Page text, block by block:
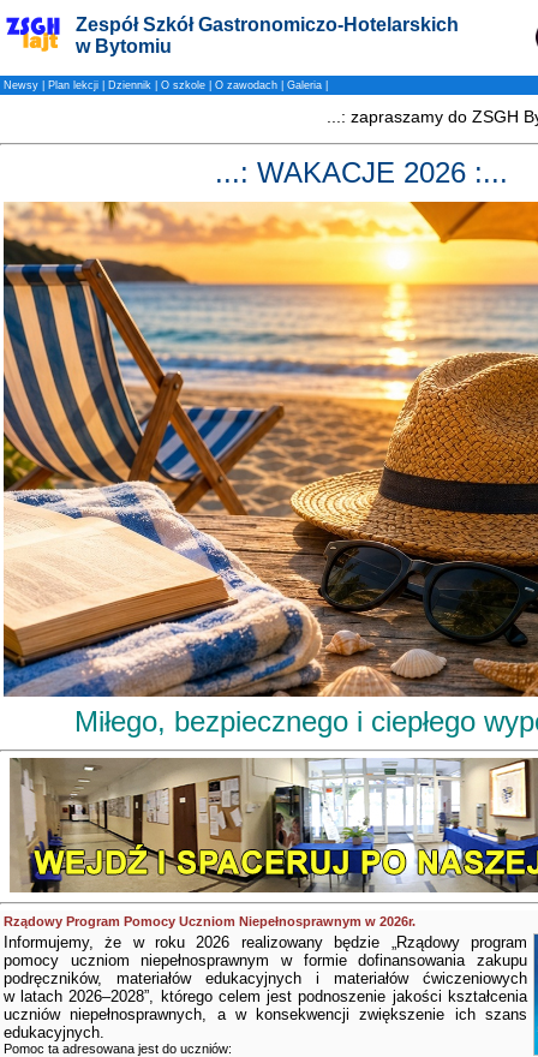
Zespół Szkół Gastronomiczo-Hotelarskich
w Bytomiu
Newsy Plan lekcji Dziennik O szkole O zawodach Galeria
...: WAKACJE 2026 :...
Miłego, bezpiecznego i ciepłego
Rządowy Program Pomocy Uczniom Niepełnosprawnym w 2026r.
Informujemy, że w roku 2026 realizowany będzie „Rządowy program
pomocy uczniom niepełnosprawnym w formie dofinansowania zakupu
podręczników, materiałów edukacyjnych i materiałów ćwiczeniowych
w latach 2026–2028”, którego celem jest podnoszenie jakości kształcenia
uczniów niepełnosprawnych, a w konsekwencji zwiększenie ich szans
edukacyjnych.
Pomoc ta adresowana jest do uczniów: